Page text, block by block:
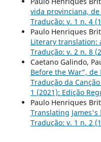
vida provinciana, de
Tradução: v. 1 n. 4
Paulo Henriques
Literary translation:
Tradução: v. 2 n. 8
Caetano Galindo,
Before the War”,
Tradução da Canção
1 (2021): Edição
Paulo Henriques
Translating James's
Tradução: v. 1 n. 2